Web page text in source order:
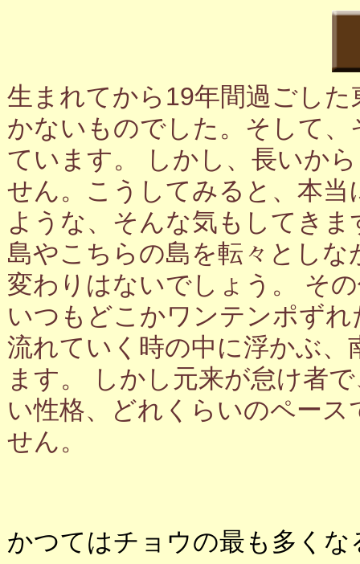
生まれてから19年間過ごし
かないものでした。そして
ています。 しかし、長いか
せん。こうしてみると、本
ような、そんな気もしてき
島やこちらの島を転々とし
変わりはないでしょう。 そ
いつもどこかワンテンポず
流れていく時の中に浮かぶ
ます。 しかし元来が怠け者
い性格、どれくらいのペー
せん。
かつてはチョウの最も多く